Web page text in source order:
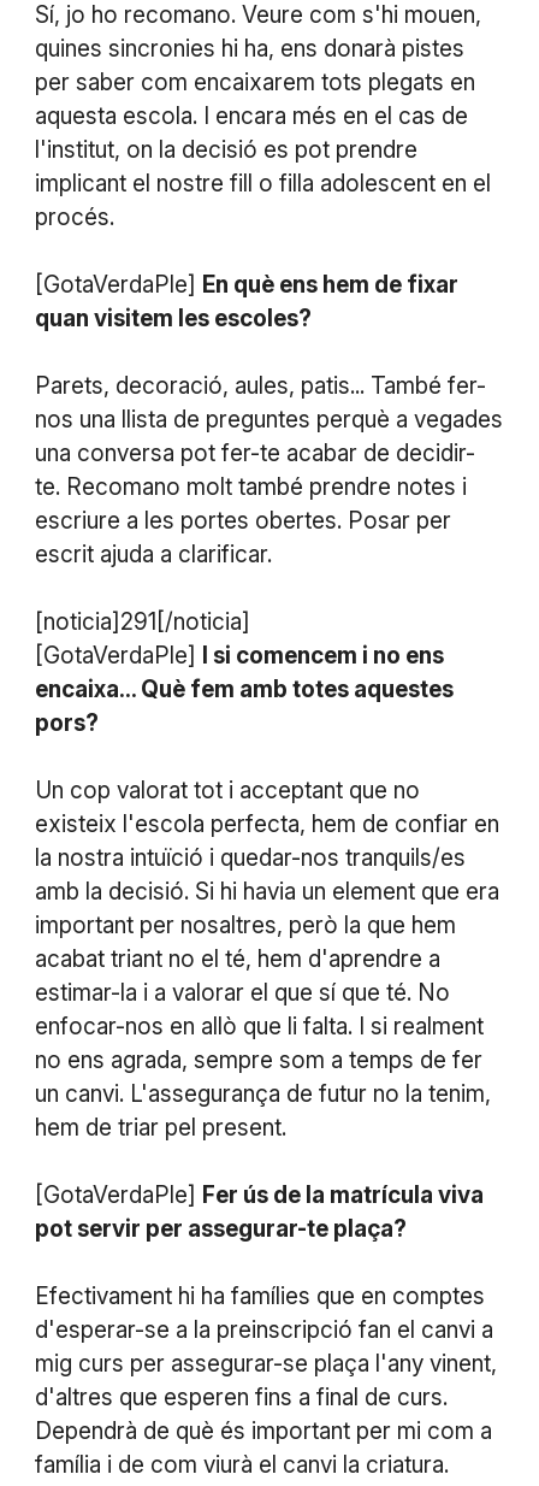
Sí, jo ho recomano. Veure com s'hi mouen,
quines sincronies hi ha, ens donarà pistes
per saber com encaixarem tots plegats en
aquesta escola. I encara més en el cas de
l'institut, on la decisió es pot prendre
implicant el nostre fill o filla adolescent en el
procés.
[GotaVerdaPle] En què ens hem de fixar
quan visitem les escoles?
Parets, decoració, aules, patis... També fer-
nos una llista de preguntes perquè a vegades
una conversa pot fer-te acabar de decidir-
te. Recomano molt també prendre notes i
escriure a les portes obertes. Posar per
escrit ajuda a clarificar.
[noticia]291[/noticia]
[GotaVerdaPle]
I si comencem i no ens
encaixa... Què fem amb totes aquestes
pors?
Un cop valorat tot i acceptant que no
existeix l'escola perfecta, hem de confiar en
la nostra intuïció i quedar-nos tranquils/es
amb la decisió. Si hi havia un element que era
important per nosaltres, però la que hem
acabat triant no el té, hem d'aprendre a
estimar-la i a valorar el que sí que té. No
enfocar-nos en allò que li falta. I si realment
no ens agrada, sempre som a temps de fer
un canvi. L'assegurança de futur no la tenim,
hem de triar pel present.
[GotaVerdaPle] Fer ús de la matrícula viva
pot servir per assegurar-te plaça?
Efectivament hi ha famílies que en comptes
d'esperar-se a la preinscripció fan el canvi a
mig curs per assegurar-se plaça l'any vinent,
d'altres que esperen fins a final de curs.
Dependrà de què és important per mi com a
família i de com viurà el canvi la criatura.